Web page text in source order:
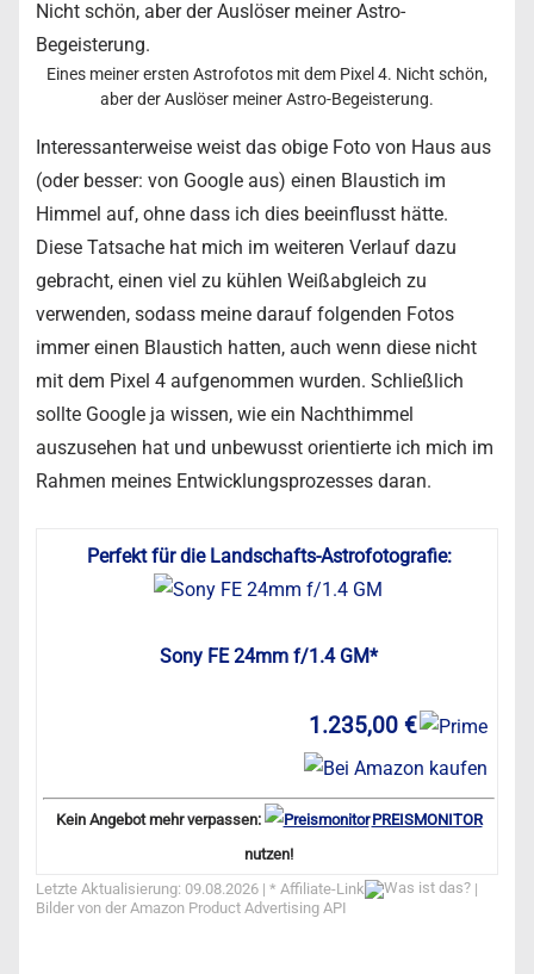
Eines meiner ersten Astrofotos mit dem Pixel 4. Nicht schön,
aber der Auslöser meiner Astro-Begeisterung.
Interessanterweise weist das obige Foto von Haus aus
(oder besser: von Google aus) einen Blaustich im
Himmel auf, ohne dass ich dies beeinflusst hätte.
Diese Tatsache hat mich im weiteren Verlauf dazu
gebracht, einen viel zu kühlen Weißabgleich zu
verwenden, sodass meine darauf folgenden Fotos
immer einen Blaustich hatten, auch wenn diese nicht
mit dem Pixel 4 aufgenommen wurden. Schließlich
sollte Google ja wissen, wie ein Nachthimmel
auszusehen hat und unbewusst orientierte ich mich im
Rahmen meines Entwicklungsprozesses daran.
Perfekt für die Landschafts-Astrofotografie:
Sony FE 24mm f/1.4 GM*
1.235,00 €
Kein Angebot mehr verpassen:
PREISMONITOR
nutzen!
Letzte Aktualisierung: 09.08.2026 | * Affiliate-Link
|
Bilder von der Amazon Product Advertising API